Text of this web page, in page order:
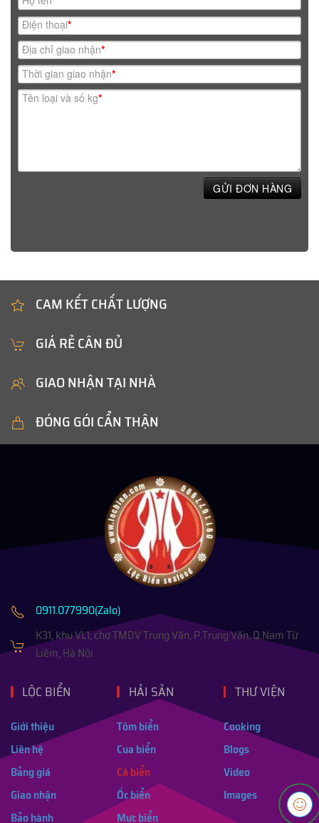
Điện thoại*
Địa chỉ giao nhận*
Thời gian giao nhận*
Tên loại và số kg*
GỬI ĐƠN HÀNG
CAM KẾT CHẤT LƯỢNG
GIÁ RẺ CÂN ĐỦ
GIAO NHẬN TẠI NHÀ
ĐÓNG GÓI CẨN THẬN
0911.077990(Zalo)
K31, khu VL1, chợ TMDV Trung Văn, P.Trung Văn, Q.Nam Từ
Liêm, Hà Nội
LỘC BIỂN
Giới thiệu
Liên hệ
Bảng giá
Giao nhận
Bảo hành
HẢI SẢN
Tôm biển
Cua biển
Cá biển
Ốc biển
Mực biển
THƯ VIỆN
Cooking
Blogs
Video
Images